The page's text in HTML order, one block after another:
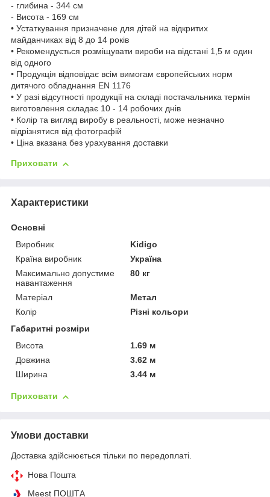
- глибина - 344 см
- Висота - 169 см
• Устаткування призначене для дітей на відкритих
майданчиках від 8 до 14 років
• Рекомендується розміщувати вироби на відстані 1,5 м один
від одного
• Продукція відповідає всім вимогам європейських норм
дитячого обладнання EN 1176
• У разі відсутності продукції на складі постачальника термін
виготовлення складає 10 - 14 робочих днів
• Колір та вигляд виробу в реальності, може незначно
відрізнятися від фотографій
• Ціна вказана без урахування доставки
Приховати
Характеристики
Основні
Виробник
Kidigo
Країна виробник
Україна
Максимально допустиме
навантаження
80 кг
Матеріал
Метал
Колір
Різні кольори
Габаритні розміри
Висота
1.69 м
Довжина
3.62 м
Ширина
3.44 м
Приховати
Умови доставки
Доставка здійснюється тільки по передоплаті.
Нова Пошта
Meest ПОШТА